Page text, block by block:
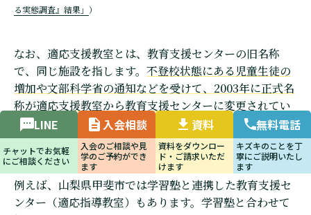
LINE
チャットでお気軽
にご相談ください
入会相談
入会のご相談や見
学のご予約ができ
ます
資料
資料をダウンロー
ド・ご請求いただ
けます
無料電話
キズキのことを丁
寧にご説明いたし
ます
る実態調査』結果」 ）
なお、適応支援教室とは、教育支援センターの旧名称
で、同じ施設を指します。 不登校状態にある児童生徒の
増加や文部科学省の通知などを受けて、2003年に正式名
称が適応支援教室から教育支援センターに変更されてい
ます。（参考：立川市教育委員会「適応指導教室から教育支援センターへ
の名称変更について」）
例えば、山梨県甲斐市では学習塾と連携した教育支援セ
ンター（適応指導教室）もあります。学習塾と合わせて